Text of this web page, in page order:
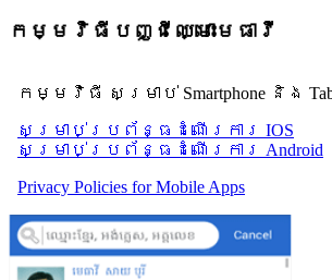
កម្មវិធីបញ្ជីឈ្មោះមេធាវី
កម្មវិធី សម្រាប់ Smartphone និង
សម្រាប់​ប្រព័ន្ធដំណើរការ IOS
សម្រាប់​ប្រព័ន្ធដំណើរការ Android
Privacy Policies for Mobile Apps